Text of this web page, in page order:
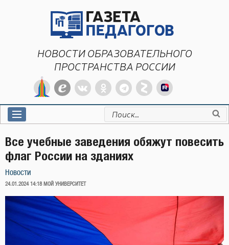
НОВОСТИ ОБРАЗОВАТЕЛЬНОГО
ПРОСТРАНСТВА РОССИИ
Искать:
Все учебные заведения обяжут повесить
флаг России на зданиях
Новости
ОПУБЛИКОВАНО
24.01.2024 14:18 МОЙ УНИВЕРСИТЕТ